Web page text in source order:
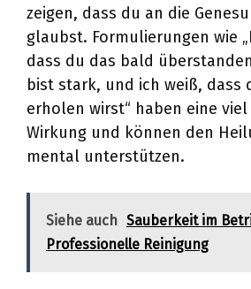
zeigen, dass du an die
glaubst. Formulierungen wie
dass du das bald
bist stark, und ich weiß, dass
erholen wirst“ haben eine
Wirkung und können den
mental unterstützen.
Siehe auch Sauberkeit im
Professionelle Reinigung